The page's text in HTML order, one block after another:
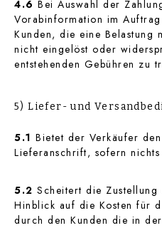
4.6 Bei Auswahl der
Vorabinformation im
Kunden, die eine Belastung
nicht eingelöst oder
entstehenden Gebühren zu
5) Liefer- und
5.1 Bietet der Verkäufer
Lieferanschrift, sofern
5.2 Scheitert die
Hinblick auf die Kosten für
durch den Kunden die in